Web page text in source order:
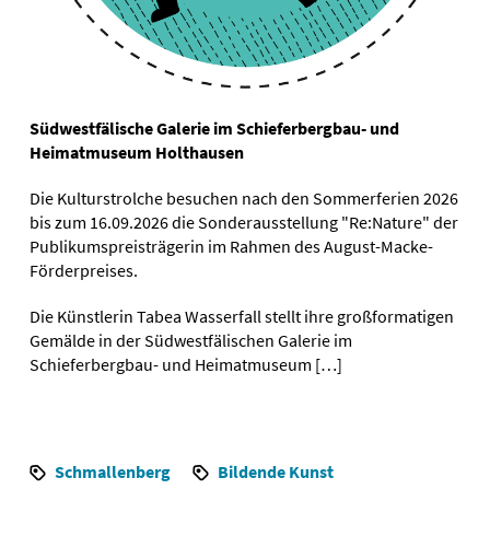
Südwestfälische Galerie im Schieferbergbau- und
Heimatmuseum Holthausen
Die Kulturstrolche besuchen nach den Sommerferien 2026
bis zum 16.09.2026 die Sonderausstellung "Re:Nature" der
Publikumspreisträgerin im Rahmen des August-Macke-
Förderpreises.
Die Künstlerin Tabea Wasserfall stellt ihre großformatigen
Gemälde in der Südwestfälischen Galerie im
Schieferbergbau- und Heimatmuseum […]
Schmallenberg Bildende Kunst